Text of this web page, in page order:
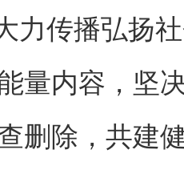
传播弘扬社
量内容，坚
删除，共建